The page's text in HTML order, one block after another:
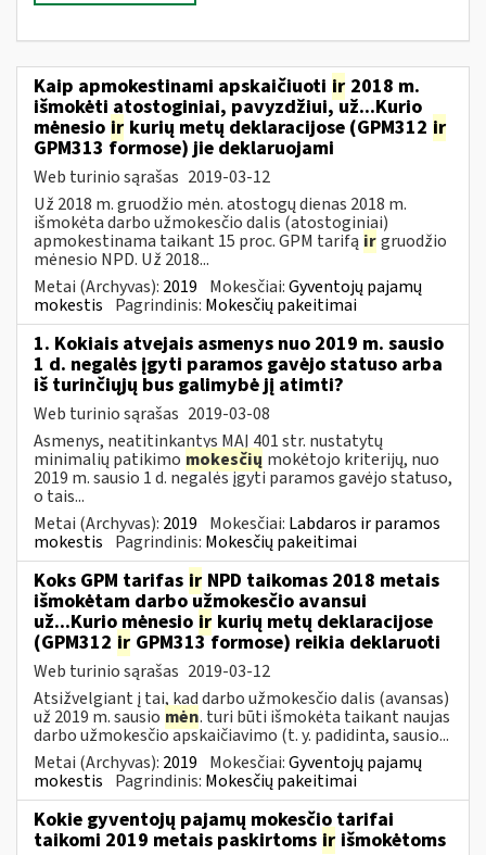
Kaip apmokestinami apskaičiuoti ir 2018 m.
išmokėti atostoginiai, pavyzdžiui, už...Kurio
mėnesio ir kurių metų deklaracijose (GPM312 ir
GPM313 formose) jie deklaruojami
Web turinio sąrašas 2019-03-12
Už 2018 m. gruodžio mėn. atostogų dienas 2018 m.
išmokėta darbo užmokesčio dalis (atostoginiai)
apmokestinama taikant 15 proc. GPM tarifą irgruodžio
mėnesio NPD. Už 2018...
Metai (Archyvas): 2019 Mokesčiai:Gyventojų pajamų
mokestis Pagrindinis: Mokesčių pakeitimai
1. Kokiais atvejais asmenys nuo 2019 m. sausio
1 d. negalės įgyti paramos gavėjo statuso arba
iš turinčiųjų bus galimybė jį atimti?
Web turinio sąrašas 2019-03-08
Asmenys, neatitinkantys MAĮ 401 str. nustatytų
minimalių patikimo mokesčių mokėtojo kriterijų, nuo
2019 m. sausio 1 d. negalės įgyti paramos gavėjo statuso,
o tais...
Metai (Archyvas): 2019 Mokesčiai: Labdaros ir paramos
mokestis Pagrindinis: Mokesčių pakeitimai
Koks GPM tarifas ir NPD taikomas 2018 metais
išmokėtam darbo užmokesčio avansui
už...Kurio mėnesio ir kurių metų deklaracijose
(GPM312 ir GPM313 formose) reikia deklaruoti
Web turinio sąrašas 2019-03-12
Atsižvelgiant į tai, kad darbo užmokesčio dalis (avansas)
už 2019 m. sausio mėn. turi būti išmokėta taikant naujas
darbo užmokesčio apskaičiavimo (t. y. padidinta, sausio...
Metai (Archyvas): 2019 Mokesčiai:Gyventojų pajamų
mokestis Pagrindinis: Mokesčių pakeitimai
Kokie gyventojų pajamų mokesčio tarifai
taikomi 2019 metais paskirtoms ir išmokėtoms